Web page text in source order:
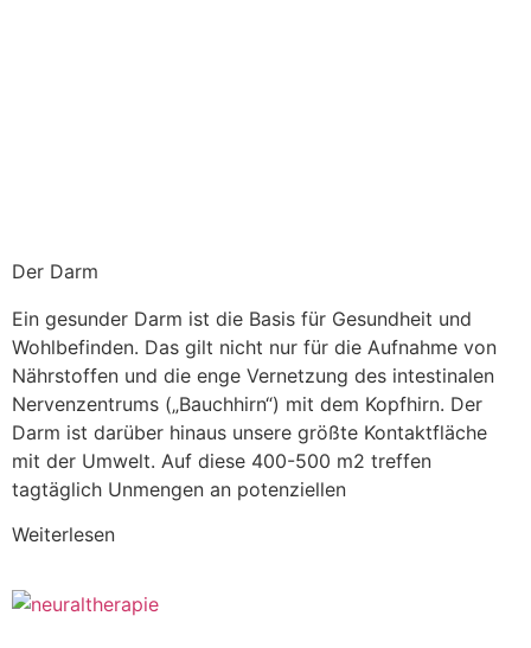
Der Darm
Ein gesunder Darm ist die Basis für Gesundheit und
Wohlbefinden. Das gilt nicht nur für die Aufnahme von
Nährstoffen und die enge Vernetzung des intestinalen
Nervenzentrums („Bauchhirn“) mit dem Kopfhirn. Der
Darm ist darüber hinaus unsere größte Kontaktfläche
mit der Umwelt. Auf diese 400-500 m2 treffen
tagtäglich Unmengen an potenziellen
Weiterlesen